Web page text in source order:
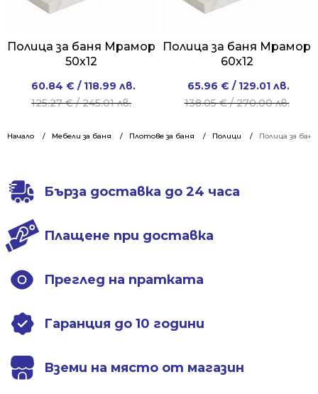
Начало Мебели за баня Плотове за баня Полици Полица за
Полица за баня Мрамор
50x12
125.27€/ 245.01 лв.
Original
price
125.27 €
60.84 € / 118.99 лв.
Current
price
60.84 €
Полица за баня Мрамор
60x12
138.05€/ 270.00 лв.
Original
price
138.05 €
65.96 € / 129.01 лв.
Current
price
65.96 €
Бърза доставка до 24 часа
Плащене при доставка
Преглед на пратката
Гаранция до 10 години
Вземи на място от магазин